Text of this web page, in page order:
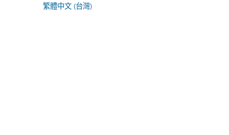
繁體中文 (台灣)